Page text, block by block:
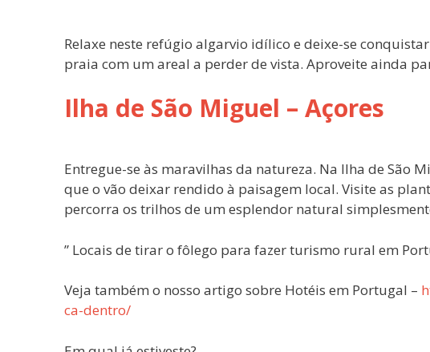
Relaxe neste refúgio algarvio idílico e deixe-se
praia com um areal a perder de vista. Aproveite ainda
Ilha de São Miguel – Açores
Entregue-se às maravilhas da natureza. Na Ilha de São
que o vão deixar rendido à paisagem local. Visite as
percorra os trilhos de um esplendor natural
” Locais de tirar o fôlego para fazer turismo rural em
Veja também o nosso artigo sobre Hotéis em Portugal –
ca-dentro/